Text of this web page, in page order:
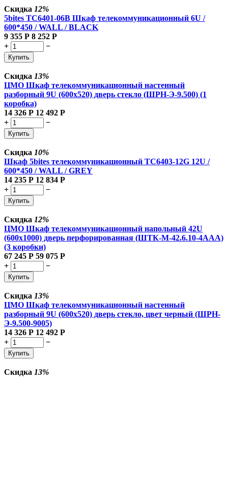
Скидка 12%
5bites TC6401-06B Шкаф телекоммуникационный 6U /
600*450 / WALL / BLACK
9 355 Р 8 252 Р
+
−
Купить
Скидка 13%
ЦМО Шкаф телекоммуникационный настенный
разборный 9U (600х520) дверь стекло (ШРН-Э-9.500) (1
коробка)
14 326 Р 12 492 Р
+
−
Купить
Скидка 10%
Шкаф 5bites телекоммуникационный TC6403-12G 12U /
600*450 / WALL / GREY
14 235 Р 12 834 Р
+
−
Купить
Скидка 12%
ЦМО Шкаф телекоммуникационный напольный 42U
(600x1000) дверь перфорированная (ШТК-М-42.6.10-4ААА)
(3 коробки)
67 245 Р 59 075 Р
+
−
Купить
Скидка 13%
ЦМО Шкаф телекоммуникационный настенный
разборный 9U (600х520) дверь стекло, цвет черный (ШРН-
Э-9.500-9005)
14 326 Р 12 492 Р
+
−
Купить
Скидка 13%